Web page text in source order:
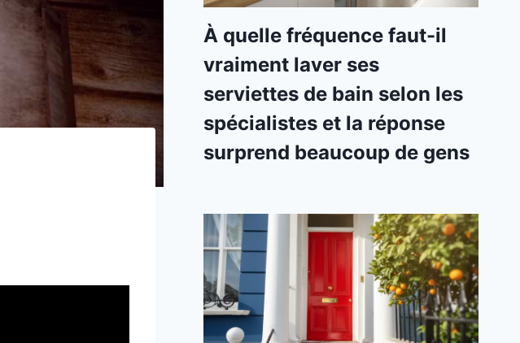
À quelle fréquence faut-il
vraiment laver ses
serviettes de bain selon les
spécialistes et la réponse
surprend beaucoup de gens